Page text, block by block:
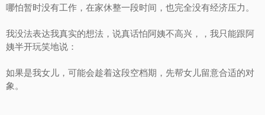
哪怕暂时没有工作，在家休整一段时间，也完全没有经济压力。
我没法表达我真实的想法，说真话怕阿姨不高兴，，我只能跟阿
姨半开玩笑地说：
如果是我女儿，可能会趁着这段空档期，先帮女儿留意合适的对
象。